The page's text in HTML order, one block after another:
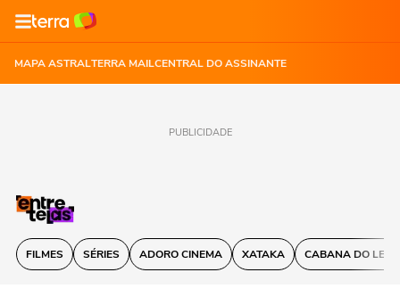
MAPA ASTRALTERRA MAILCENTRAL DO ASSINANTE
PUBLICIDADE
FILMES SÉRIES ADORO CINEMA XATAKA CABANA DO